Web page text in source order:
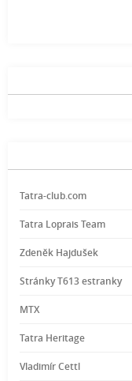
Tatra-club.com
Tatra Loprais Team
Zdeněk Hajdušek
Stránky T613 estranky
MTX
Tatra Heritage
Vladimír Cettl